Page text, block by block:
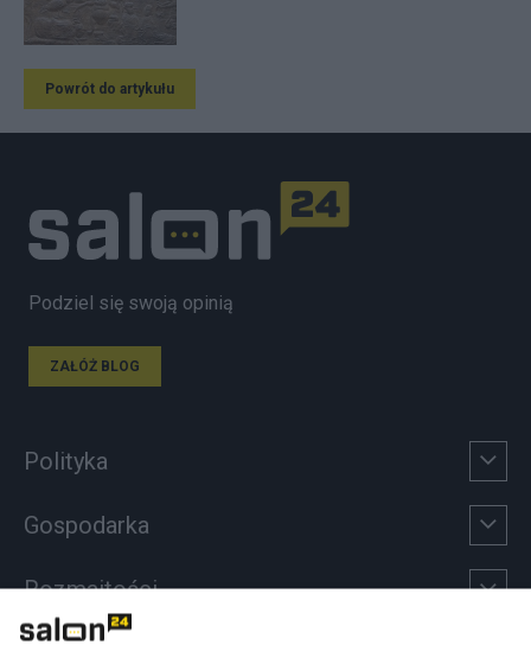
Powrót do artykułu
Podziel się swoją opinią
ZAŁÓŻ BLOG
Polityka
Gospodarka
Rozmaitości